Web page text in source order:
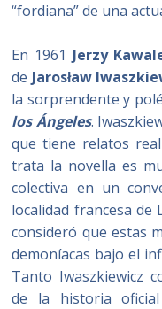
“fordiana” de una
En 1961 Jerzy
de Jarosław
la sorprendente y
los Ángeles.
que tiene relatos
trata la novella es
colectiva en un
localidad francesa de
consideró que estas
demoníacas bajo el
Tanto Iwaszkiewicz
de la historia